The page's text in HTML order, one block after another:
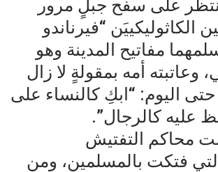
إنتظر على سفح جبلٍ مرور
الكاثوليكييَن “فيرناندو
مفاتيح المدينة وهو
وعاتبته أمه بمقولةٍ لا زال
حتى اليوم: “ابكِ كالنساء على
عليه كالرجال”.
محاكم التفتيش
التي فتكت بالمسلمين، ومن